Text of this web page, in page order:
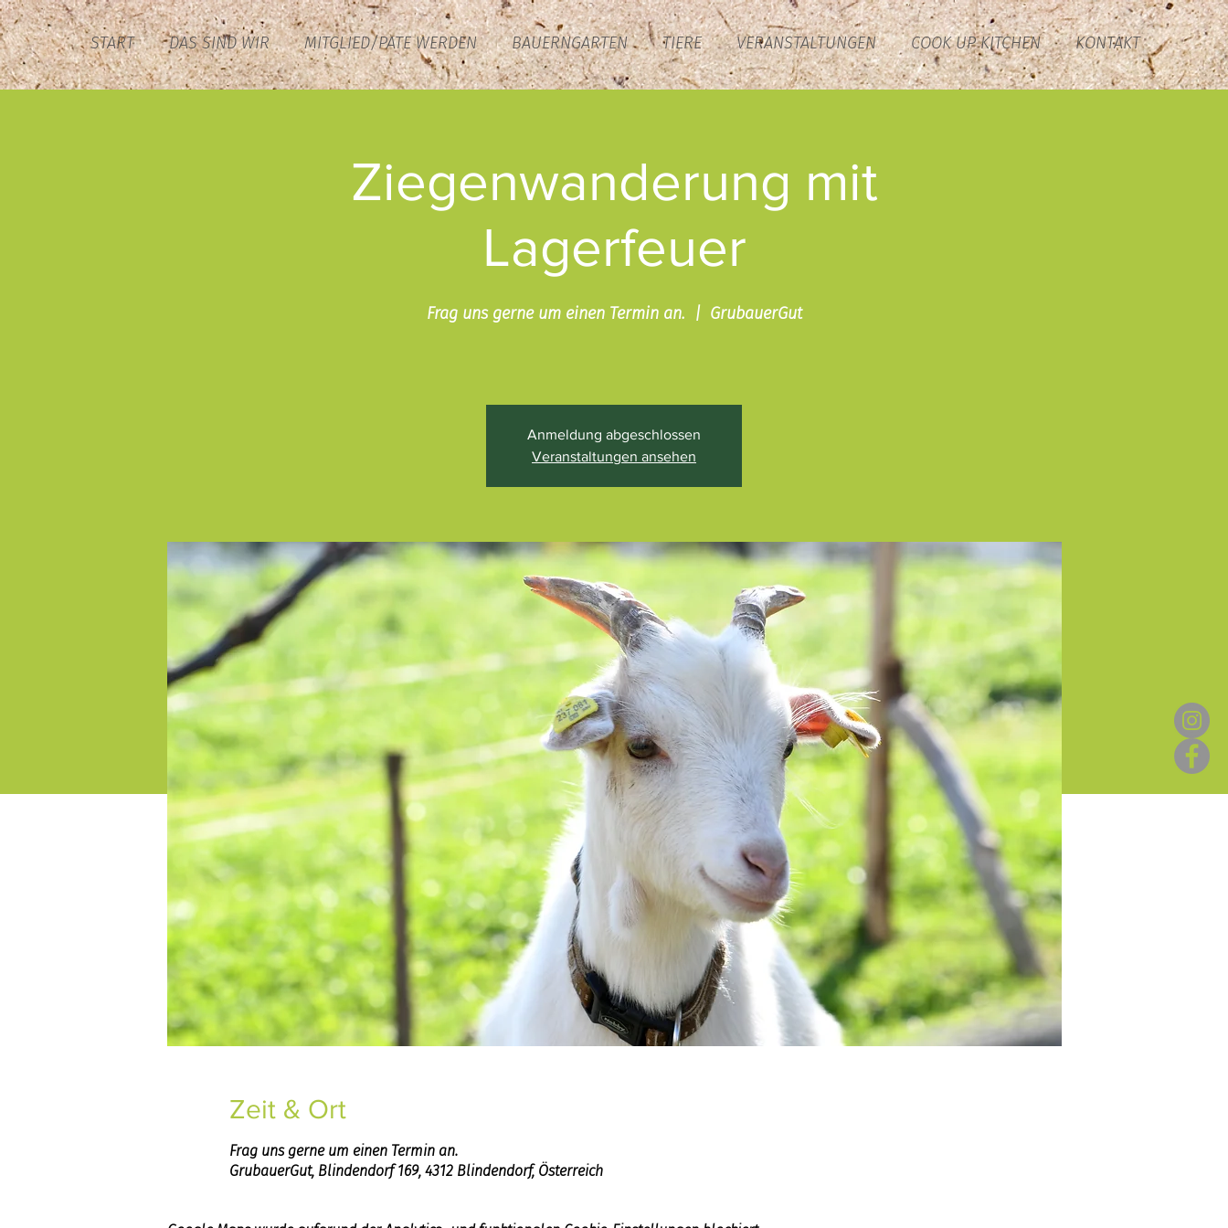
START DAS SIND WIR MITGLIED/PATE WERDEN BAUERNGARTEN TIERE VERANSTALTUNGEN COOK UP KITCHEN KONTAKT
Ziegenwanderung mit
Lagerfeuer
Frag uns gerne um einen Termin an.
  |
GrubauerGut
Anmeldung abgeschlossen
Veranstaltungen ansehen
Zeit & Ort
Frag uns gerne um einen Termin an.
GrubauerGut, Blindendorf 169, 4312 Blindendorf, Österreich